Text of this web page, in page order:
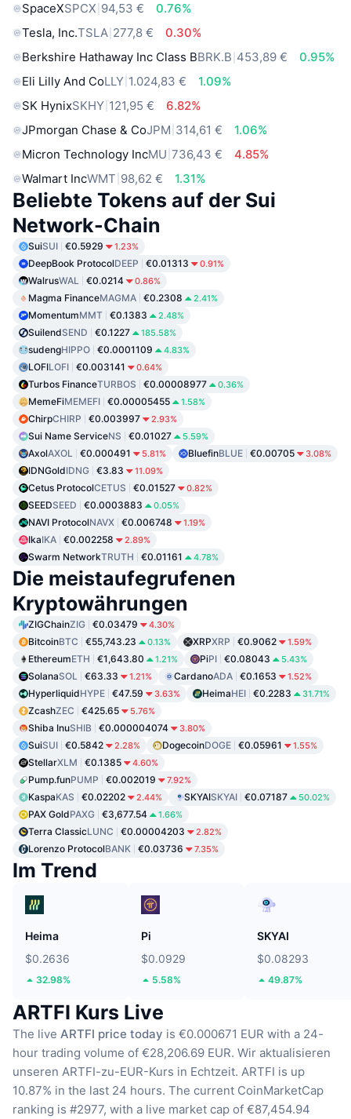
SpaceXSPCX 94,53 €
0.76%
Tesla, Inc.TSLA 277,8 €
0.30%
Berkshire Hathaway Inc Class BBRK.B 453,89 €
0.95%
Eli Lilly And CoLLY 1.024,83 €
1.09%
SK HynixSKHY 121,95 €
6.82%
JPmorgan Chase & CoJPM 314,61 €
1.06%
Micron Technology IncMU 736,43 €
4.85%
Walmart IncWMT 98,62 € 1.31%
Beliebte Tokens auf der Sui
Network-Chain
SuiSUI €0.5929 1.23%
DeepBook ProtocolDEEP €0.01313 0.91%
WalrusWAL €0.0214 0.86%
Magma FinanceMAGMA €0.2308 2.41%
MomentumMMT €0.1383 2.48%
SuilendSEND €0.1227 185.58%
sudengHIPPO €0.0001109 4.83%
LOFILOFI €0.003141 0.64%
Turbos FinanceTURBOS €0.00008977 0.36%
MemeFiMEMEFI €0.00005455 1.58%
ChirpCHIRP €0.003997 2.93%
Sui Name ServiceNS €0.01027 5.59%
AxolAXOL €0.000491 5.81% BluefinBLUE €0.00705 3.08%
IDNGoldIDNG €3.83 11.09%
Cetus ProtocolCETUS €0.01527 0.82%
SEEDSEED €0.0003883 0.05%
NAVI ProtocolNAVX €0.006748 1.19%
IkaIKA €0.002258 2.89%
Swarm NetworkTRUTH €0.01161 4.78%
Die meistaufegrufenen
Kryptowährungen
ZIGChainZIG €0.03479 4.30%
BitcoinBTC €55,743.23 0.13% XRPXRP €0.9062 1.59%
EthereumETH €1,643.80 1.21% PiPI €0.08043 5.43%
SolanaSOL €63.33 1.21% CardanoADA €0.1653 1.52%
HyperliquidHYPE €47.59 3.63% HeimaHEI €0.2283 31.71%
ZcashZEC €425.65 5.76%
Shiba InuSHIB €0.000004074 3.80%
SuiSUI €0.5842 2.28% DogecoinDOGE €0.05961 1.55%
StellarXLM €0.1385 4.60%
Pump.funPUMP €0.002019 7.92%
KaspaKAS €0.02202 2.44% SKYAISKYAI €0.07187 50.02%
PAX GoldPAXG €3,677.54 1.66%
Terra ClassicLUNC €0.00004203 2.82%
Lorenzo ProtocolBANK €0.03736 7.35%
Im Trend
Heima
$0.2636
32.98%
Pi
$0.0929
5.58%
SKYAI
$0.08293
49.87%
ARTFI Kurs Live
The live ARTFI price today is €0.000671 EUR with a 24-
hour trading volume of €28,206.69 EUR. Wir aktualisieren
unseren ARTFI-zu-EUR-Kurs in Echtzeit. ARTFI is up
10.87% in the last 24 hours. The current CoinMarketCap
ranking is #2977, with a live market cap of €87,454.94